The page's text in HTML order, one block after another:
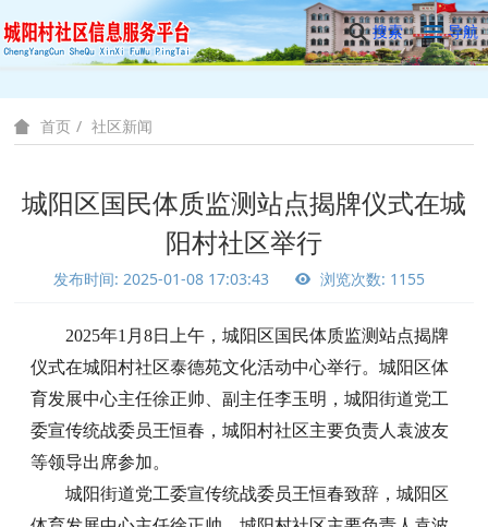
搜索 导航
首页 社区新闻
城阳区国民体质监测站点揭牌仪式在城
阳村社区举行
发布时间: 2025-01-08 17:03:43 浏览次数: 1155
2025年1月8日上午，城阳区国民体质监测站点揭牌
仪式在城阳村社区泰德苑文化活动中心举行。城阳区体
育发展中心主任徐正帅、副主任李玉明，城阳街道党工
委宣传统战委员王恒春，城阳村社区主要负责人袁波友
等领导出席参加。
城阳街道党工委宣传统战委员王恒春致辞，城阳区